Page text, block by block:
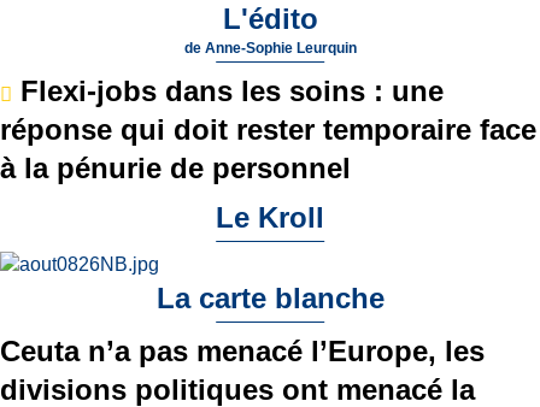
L'édito
de Anne-Sophie Leurquin
Flexi-jobs dans les soins : une
réponse qui doit rester temporaire face
à la pénurie de personnel
Le Kroll
La carte blanche
Ceuta n’a pas menacé l’Europe, les
divisions politiques ont menacé la